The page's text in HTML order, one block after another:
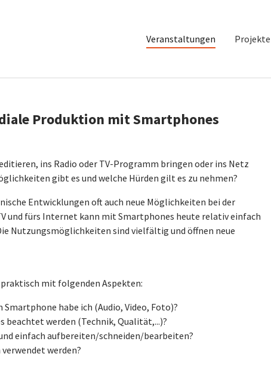
Veranstaltungen Projekte
Produktion mit Smartphones
ins Radio oder TV-Programm bringen oder ins Netz
gibt es und welche Hürden gilt es zu nehmen?
Entwicklungen oft auch neue Möglichkeiten bei der
und fürs Internet kann mit Smartphones heute relativ einfach
Nutzungsmöglichkeiten sind vielfältig und öffnen neue
mit folgenden Aspekten:
habe ich (Audio, Video, Foto)?
beachtet werden (Technik, Qualität,...)?
einfach aufbereiten/schneiden/bearbeiten?
werden?